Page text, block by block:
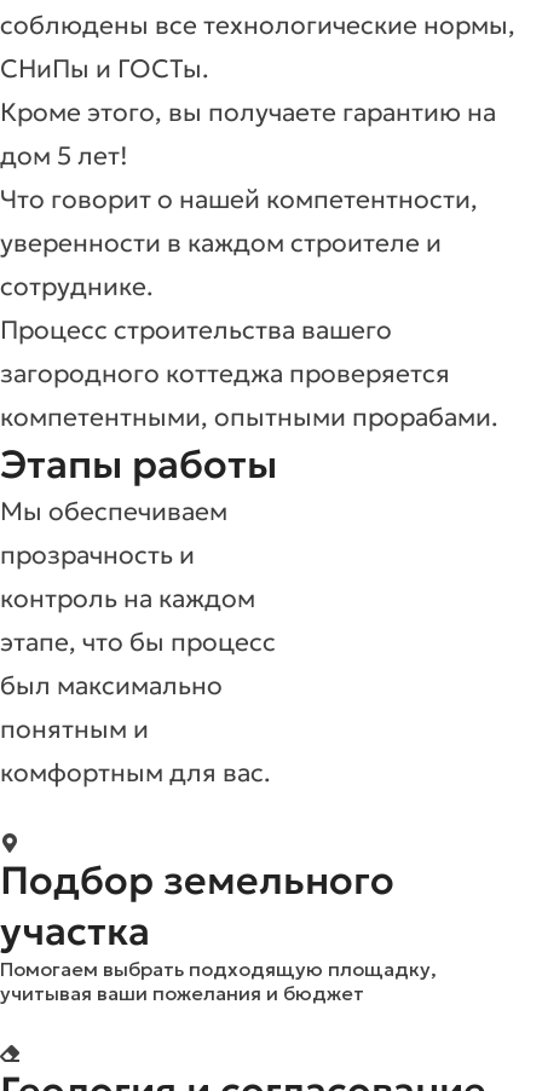
соблюдены все технологические нормы,
СНиПы и ГОСТы.
Кроме этого, вы получаете гарантию на
дом 5 лет!
Что говорит о нашей компетентности,
уверенности в каждом строителе и
сотруднике.
Процесс строительства вашего
загородного коттеджа проверяется
компетентными, опытными прорабами.
Этапы работы
Мы обеспечиваем
прозрачность и
контроль на каждом
этапе, что бы процесс
был максимально
понятным и
комфортным для вас.
Подбор земельного
участка
Помогаем выбрать подходящую площадку,
учитывая ваши пожелания и бюджет